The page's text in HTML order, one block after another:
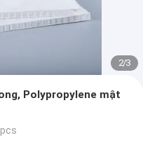
2/3
Polypropylene mật